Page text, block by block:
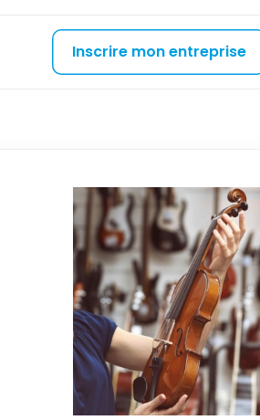
Inscrire mon entreprise